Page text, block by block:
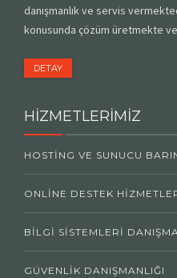
danışmanlık ve servis
konusunda çözüm üretmekte ve
DETAY
HİZMETLERİMİZ
HOSTING VE SUNUCU
ONLINE DESTEK
BILGI SISTEMLERI
GÜVENLIK DANIŞMANLIĞI